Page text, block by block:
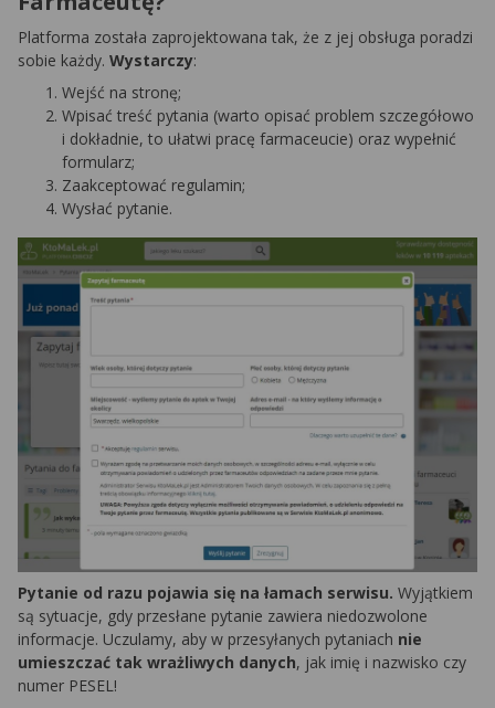
Platforma została zaprojektowana tak, że z jej obsługa poradzi
sobie każdy. Wystarczy:
Wejść na stronę;
Wpisać treść pytania (warto opisać problem szczegółowo
i dokładnie, to ułatwi pracę farmaceucie) oraz wypełnić
formularz;
Zaakceptować regulamin;
Wysłać pytanie.
Pytanie od razu pojawia się na łamach serwisu. Wyjątkiem
są sytuacje, gdy przesłane pytanie zawiera niedozwolone
informacje. Uczulamy, aby w przesyłanych pytaniach nie
umieszczać tak wrażliwych danych, jak imię i nazwisko czy
numer PESEL!